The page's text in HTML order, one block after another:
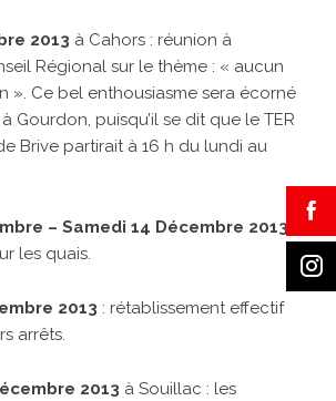
2013 à Cahors : réunion à
Régional sur le thème : « aucun
». Ce bel enthousiasme sera écorné
Gourdon, puisqu’il se dit que le TER
Brive partirait à 16 h du lundi au
– Samedi 14 Décembre 2013
les quais.
2013 : rétablissement effectif
arrêts.
2013 à Souillac : les